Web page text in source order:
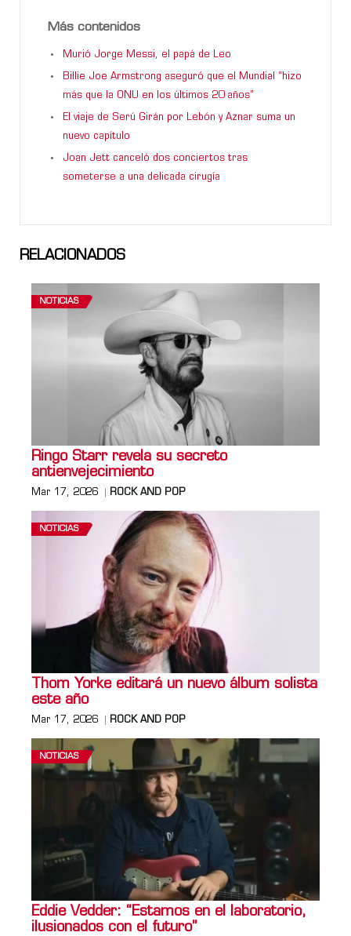
Más contenidos
Murió Jorge Messi, el papá de Leo
Billie Joe Armstrong aseguró que el Mundial “hizo
más que la ONU en los últimos 20 años”
El viaje de Serú Girán por Lebón y Aznar suma un
nuevo capítulo
Joan Jett canceló dos conciertos tras
someterse a una delicada cirugía
RELACIONADOS
NOTICIAS
Ringo Starr revela su secreto
antienvejecimiento
Mar 17, 2026 ROCK AND POP
NOTICIAS
Thom Yorke editará un nuevo álbum solista
este año
Mar 17, 2026 ROCK AND POP
NOTICIAS
Eddie Vedder: “Estamos en el laboratorio,
ilusionados con el futuro”